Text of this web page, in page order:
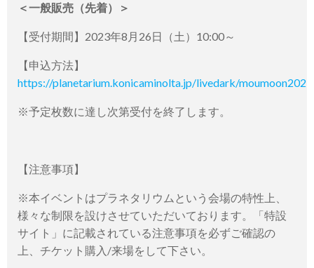
＜一般販売（先着）＞
【受付期間】2023年8月26日（土）10:00～
【申込方法】
https://planetarium.konicaminolta.jp/livedark/
※予定枚数に達し次第受付を終了します。
【注意事項】
※本イベントはプラネタリウムという会場の特性上、
様々な制限を設けさせていただいております。「特設
サイト」に記載されている注意事項を必ずご確認の
上、チケット購入/来場をして下さい。